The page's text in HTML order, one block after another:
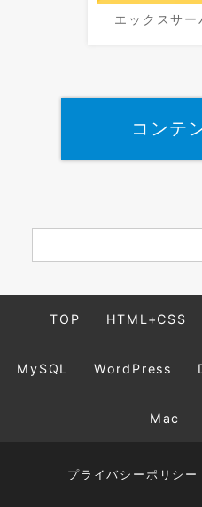
エックスサー
コンテ
TOP HTML+CSS
MySQL WordPress
Mac
プライバシーポリシー